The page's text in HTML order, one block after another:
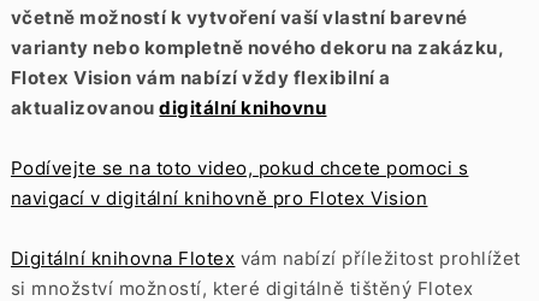
včetně možností k vytvoření vaší vlastní barevné
varianty nebo kompletně nového dekoru na zakázku,
Flotex Vision vám nabízí vždy flexibilní a
aktualizovanou digitální knihovnu
Podívejte se na toto video, pokud chcete pomoci s
navigací v digitální knihovně pro Flotex Vision
Digitální knihovna Flotex vám nabízí příležitost prohlížet
si množství možností, které digitálně tištěný Flotex